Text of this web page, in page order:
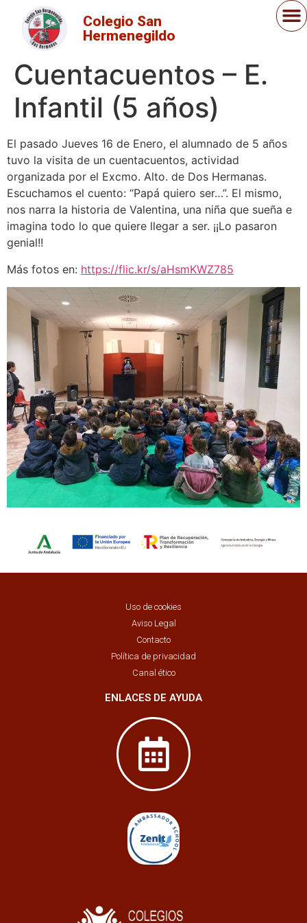
Colegio San
Hermenegildo
Cuentacuentos – E.
Infantil (5 años)
El pasado Jueves 16 de Enero, el alumnado de 5 años
tuvo la visita de un cuentacuentos, actividad
organizada por el Excmo. Alto. de Dos Hermanas.
Escuchamos el cuento: “Papá quiero ser…”. El mismo,
nos narra la historia de Valentina, una niña que sueña e
imagina todo lo que quiere llegar a ser. ¡¡Lo pasaron
genial!!
Más fotos en: https://flic.kr/s/aHsmKWZ785
Uso de cookies
Aviso Legal
Contacto
Política de privacidad
Canal ético
ENLACES DE AYUDA